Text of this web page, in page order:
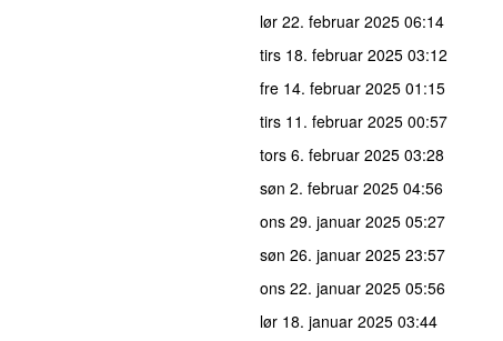
lør 22. februar 2025 06:14
tirs 18. februar 2025 03:12
fre 14. februar 2025 01:15
tirs 11. februar 2025 00:57
tors 6. februar 2025 03:28
søn 2. februar 2025 04:56
ons 29. januar 2025 05:27
søn 26. januar 2025 23:57
ons 22. januar 2025 05:56
lør 18. januar 2025 03:44